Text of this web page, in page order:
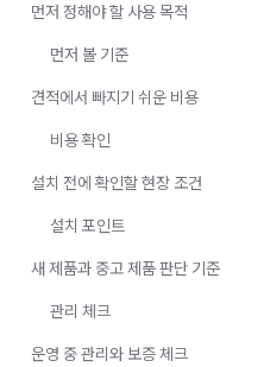
먼저 정해야 할 사용 목적
먼저 볼 기준
견적에서 빠지기 쉬운 비용
비용 확인
설치 전에 확인할 현장 조건
설치 포인트
새 제품과 중고 제품 판단 기준
관리 체크
운영 중 관리와 보증 체크